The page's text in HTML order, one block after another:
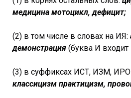
медицина мотоцикл, дефицит;
(2) в том числе в словах на ИЯ:
демонстрация (буква И входит
(3) в суффиксах ИСТ, ИЗМ,
классицизм практицизм,